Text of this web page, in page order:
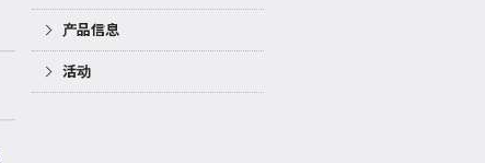
产品信息
活动